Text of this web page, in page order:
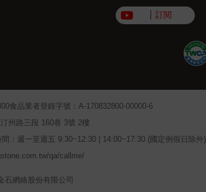
訂閱
食品業者登錄字號：A-170832800-00000-6
州路三段 160巷 3號 2樓
間：週一至週五 9:30~12:30 | 14:00~17:30 (國定例假日除外)
qa/callme/
石網絡股份有限公司